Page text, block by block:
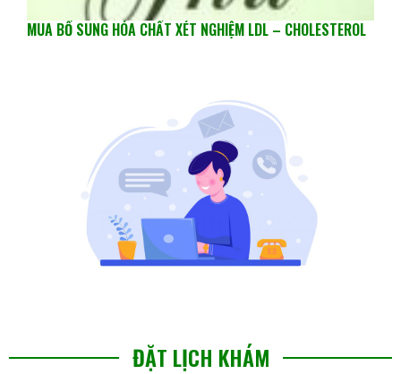
MUA BỔ SUNG HÓA CHẤT XÉT NGHIỆM LDL – CHOLESTEROL
ĐẶT LỊCH KHÁM